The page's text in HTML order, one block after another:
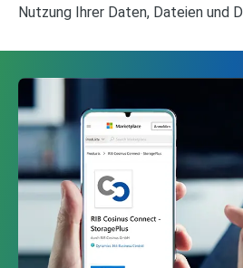
Nutzung Ihrer Daten, Dateien und